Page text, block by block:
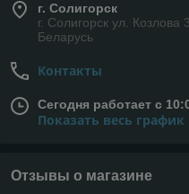
г. Солигорск
г. Солигорск ул.
Беларусь
Контакты
Сегодня работает с
Показать весь
Отзывы о магазине